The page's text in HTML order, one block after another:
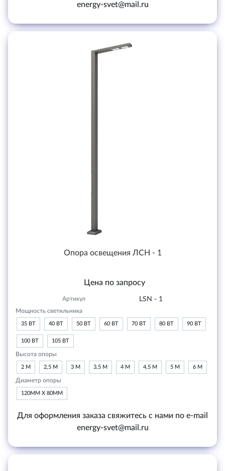
energy-svet@mail.ru
Опора освещения ЛСН - 1
Цена по запросу
Артикул LSN - 1
Мощность светильника
35 ВТ 40 ВТ 50 ВТ 60 ВТ 70 ВТ 80 ВТ 90 ВТ
100 ВТ 105 ВТ
Высота опоры
2 М 2,5 М 3 М 3,5 М 4 М 4,5 М 5 М 6 М
Диаметр опоры
120ММ Х 80ММ
Для оформления заказа свяжитесь с нами по e-mail
energy-svet@mail.ru